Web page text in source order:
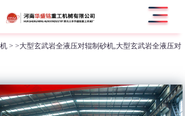
> >大型玄武岩全液压对辊制砂机,大型玄武岩全液压对